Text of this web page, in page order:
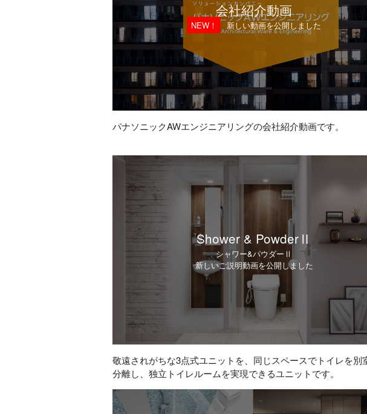
2023.01.10 「戸建向けシステムバス」ソシエV商品価格改
2023.01.05 第三営業所 移転のお知らせ
会社紹介動画
NEW！ 新しい動画を公開しました
パナソニックAWエンジニアリングの会社紹介動画です。
Shower & PowderⅡ
シャワー&パウダーⅡ
新しいご説明動画を公開しました
敬遠されがちな3点式ユニットを、同じスペースでトイレを別
分離し、独立トイレルームを実現できるユニットです。